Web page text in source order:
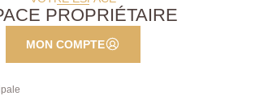
PROPRIÉTAIRE
MON COMPTE